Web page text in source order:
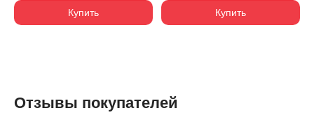
Купить Купить
Отзывы покупателей